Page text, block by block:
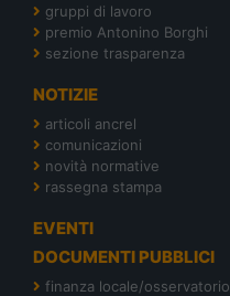
gruppi di lavoro
premio Antonino Borghi
sezione trasparenza
NOTIZIE
articoli ancrel
comunicazioni
novità normative
rassegna stampa
EVENTI
DOCUMENTI PUBBLICI
finanza locale/osservatorio